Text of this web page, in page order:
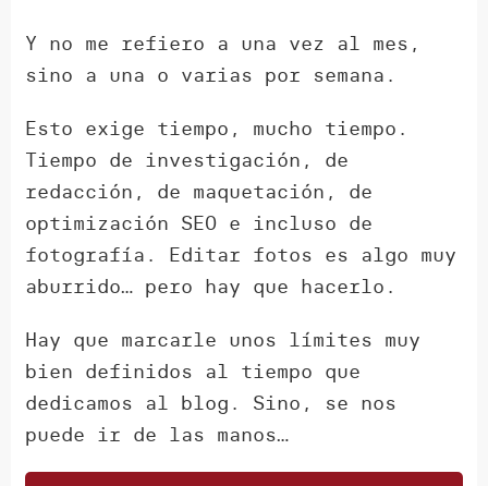
Y no me refiero a una vez al mes,
sino a una o varias por semana.
Esto exige tiempo, mucho tiempo.
Tiempo de investigación, de
redacción, de maquetación, de
optimización SEO e incluso de
fotografía. Editar fotos es algo muy
aburrido… pero hay que hacerlo.
Hay que marcarle unos límites muy
bien definidos al tiempo que
dedicamos al blog. Sino, se nos
puede ir de las manos…